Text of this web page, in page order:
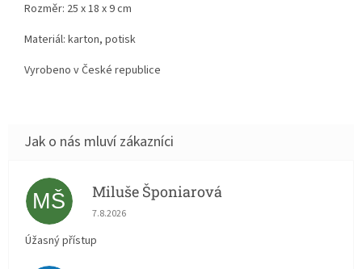
Rozměr: 25 x 18 x 9 cm
Materiál: karton, potisk
Vyrobeno v České republice
MŠ Miluše Šponiarová
Hodnocení obchodu je 5 z 5 hvězdiček.
7.8.2026
Úžasný přístup